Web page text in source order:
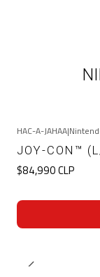
HAC-A-JAHAA|
JOY-CON™
$84,990 CLP